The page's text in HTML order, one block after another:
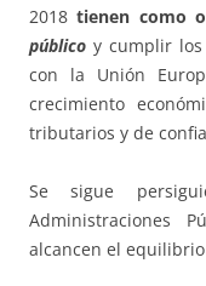
2018tienen como
público y cumplir los
con la Unión
crecimiento
tributarios y de
Se sigue
Administraciones
alcancen el